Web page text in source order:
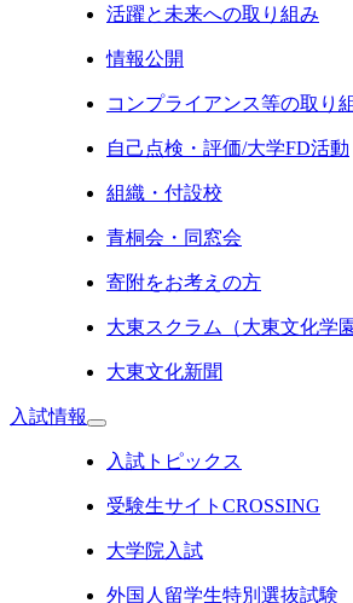
活躍と未来への取り組み
情報公開
コンプライアンス等の取り
自己点検・評価/大学FD活動
組織・付設校
青桐会・同窓会
寄附をお考えの方
大東スクラム（大東文化学
大東文化新聞
入試情報
入試トピックス
受験生サイトCROSSING
大学院入試
外国人留学生特別選抜試験